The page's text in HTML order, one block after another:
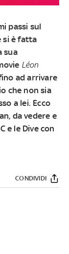
passi sul
si è fatta
sua
Léon
ad arrivare
che non sia
a lei. Ecco
, da vedere e
e le Dive con
CONDIVIDI